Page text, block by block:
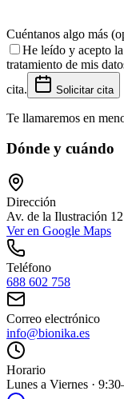
Cuéntanos algo más
He leído y acepto la
tratamiento de mis
cita.
Solicitar cita
Te llamaremos en
Dónde y cuándo
Dirección
Av. de la Ilustración
Ver en Google Maps
Teléfono
688 602 758
Correo electrónico
info@bionika.es
Horario
Lunes a Viernes ·